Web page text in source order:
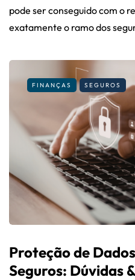
pode ser conseguido com o
exatamente o ramo dos
FINANÇAS SEGUROS
Proteção de
Seguros: Dúvidas